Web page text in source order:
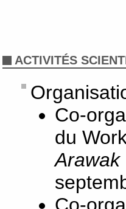
ACTIVITÉS
Co-
du
Arawak